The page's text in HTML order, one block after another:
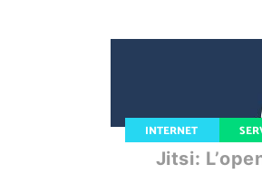
INTERNET
Jitsi: